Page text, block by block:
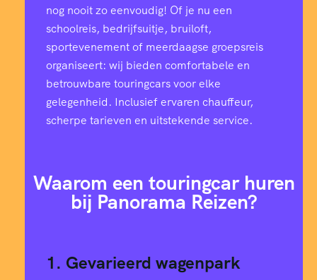
nog nooit zo eenvoudig! Of je nu een
schoolreis, bedrijfsuitje, bruiloft,
sportevenement of meerdaagse groepsreis
organiseert: wij bieden comfortabele en
betrouwbare touringcars voor elke
gelegenheid. Inclusief ervaren chauffeur,
scherpe tarieven en uitstekende service.
Waarom een touringcar huren
bij Panorama Reizen?
1. Gevarieerd wagenpark